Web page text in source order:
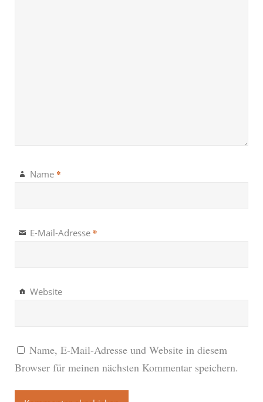
Name *
E-Mail-Adresse *
Website
Name, E-Mail-Adresse und Website in diesem
Browser für meinen nächsten Kommentar speichern.